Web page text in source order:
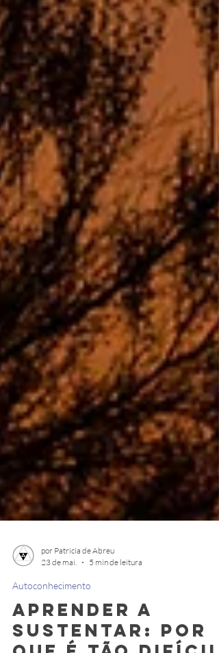
por Patricia de Abreu
23 de mai.
5 min de leitura
Autoconhecimento